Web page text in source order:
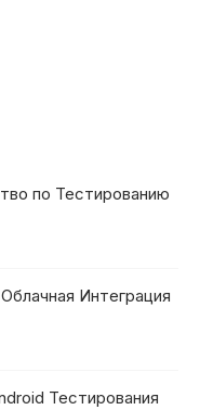
по Тестированию
Интеграция
Тестирования